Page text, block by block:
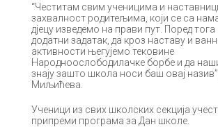
“Честитам свим ученицима и
захвалност родитељима, који се са
дјецу изведемо на прави пут. Поред
додатни задатак, да кроз наставу и
активности његујемо тековине
Народноослободилачке борбе и да
знају зашто школа носи баш овај
Миљићева.
Ученици из свих школских секција
припреми програма за Дан школе.